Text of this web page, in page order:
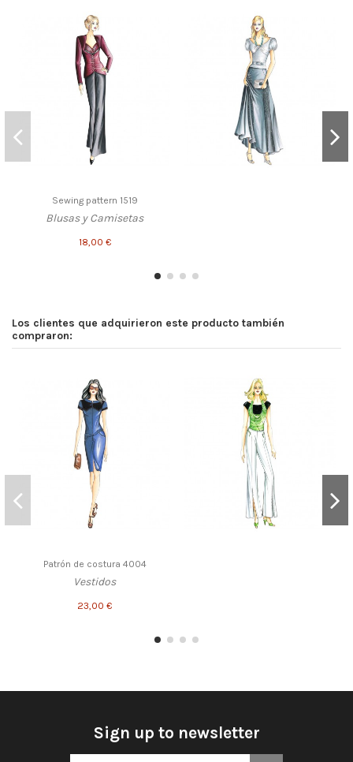
Sewing pattern 1519
Blusas y Camisetas
18,00 €
Los clientes que adquirieron este producto también
compraron:
Patrón de costura 4004
Vestidos
23,00 €
Sign up to newsletter